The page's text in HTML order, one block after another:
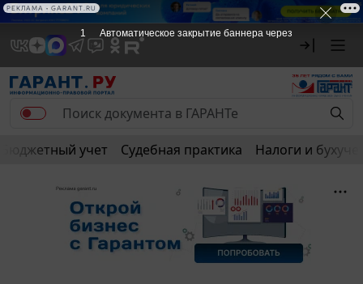
Бюджетный учет Судебная практика Налоги и
1 Автоматическое закрытие баннера через
РЕКЛАМА • GARANT.RU